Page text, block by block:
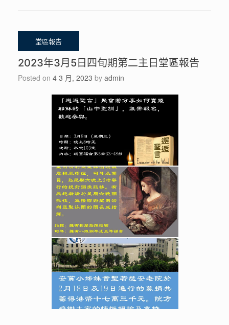
2023年3月5日四旬期第二主日堂區報告
Posted on 4 3 月, 2023 by admin